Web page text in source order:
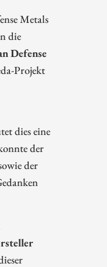
Metals
die
Defense
Projekt
dies eine
der
der